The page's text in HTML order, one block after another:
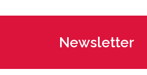
Newsletter